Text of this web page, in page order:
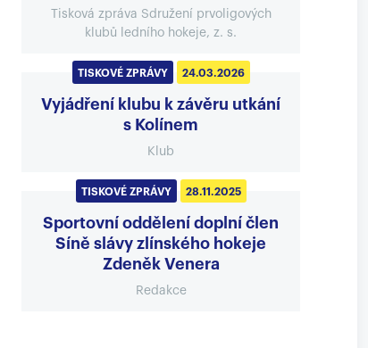
Tisková zpráva Sdružení prvoligových
klubů ledního hokeje, z. s.
TISKOVÉ ZPRÁVY 24.03.2026
Vyjádření klubu k závěru utkání
s Kolínem
Klub
TISKOVÉ ZPRÁVY 28.11.2025
Sportovní oddělení doplní člen
Síně slávy zlínského hokeje
Zdeněk Venera
Redakce